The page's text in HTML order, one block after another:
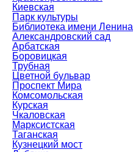
Киевская
Парк культуры
Библиотека имени Ленина
Александровский сад
Арбатская
Боровицкая
Трубная
Цветной бульвар
Проспект Мира
Комсомольская
Курская
Чкаловская
Марксистская
Таганская
Кузнецкий мост